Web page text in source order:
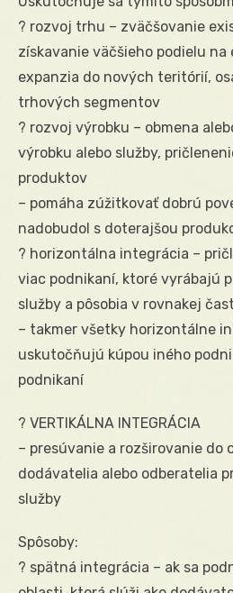
? rozvoj trhu – zväčšovanie
získavanie väčšieho podielu
expanzia do nových teritórií,
trhových segmentov
? rozvoj výrobku – obmena
výrobku alebo služby,
produktov
– pomáha zúžitkovať dobrú
nadobudol s doterajšou
? horizontálna integrácia –
viac podnikaní, ktoré vyrábajú
služby a pôsobia v rovnakej
– takmer všetky horizontálne
uskutočňujú kúpou iného
podnikaní
? VERTIKÁLNA INTEGRÁCIA
– presúvanie a rozširovanie do
dodávatelia alebo odberatelia
služby
Spôsoby:
? spätná integrácia – ak sa